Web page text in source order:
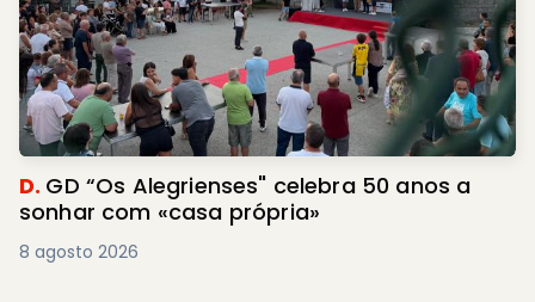
D. GD “Os Alegrienses" celebra 50 anos a
sonhar com «casa própria»
8 agosto 2026